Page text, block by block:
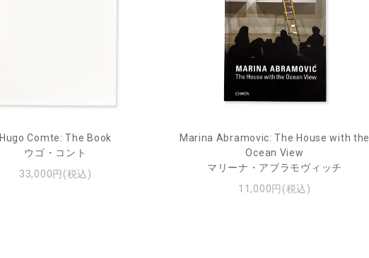
Hugo Comte: The Book
ウゴ・コント
33,000円(税込)
Marina Abramovic: The House with the
Ocean View
マリーナ・アブラモヴィッチ
11,000円(税込)